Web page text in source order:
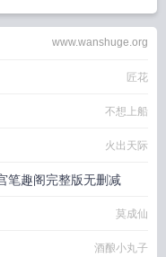
www.wanshuge.org
匠花
不想上船
火出天际
笔趣阁完整版无删减
酒酿小丸子
莫成仙
酒酿小丸子